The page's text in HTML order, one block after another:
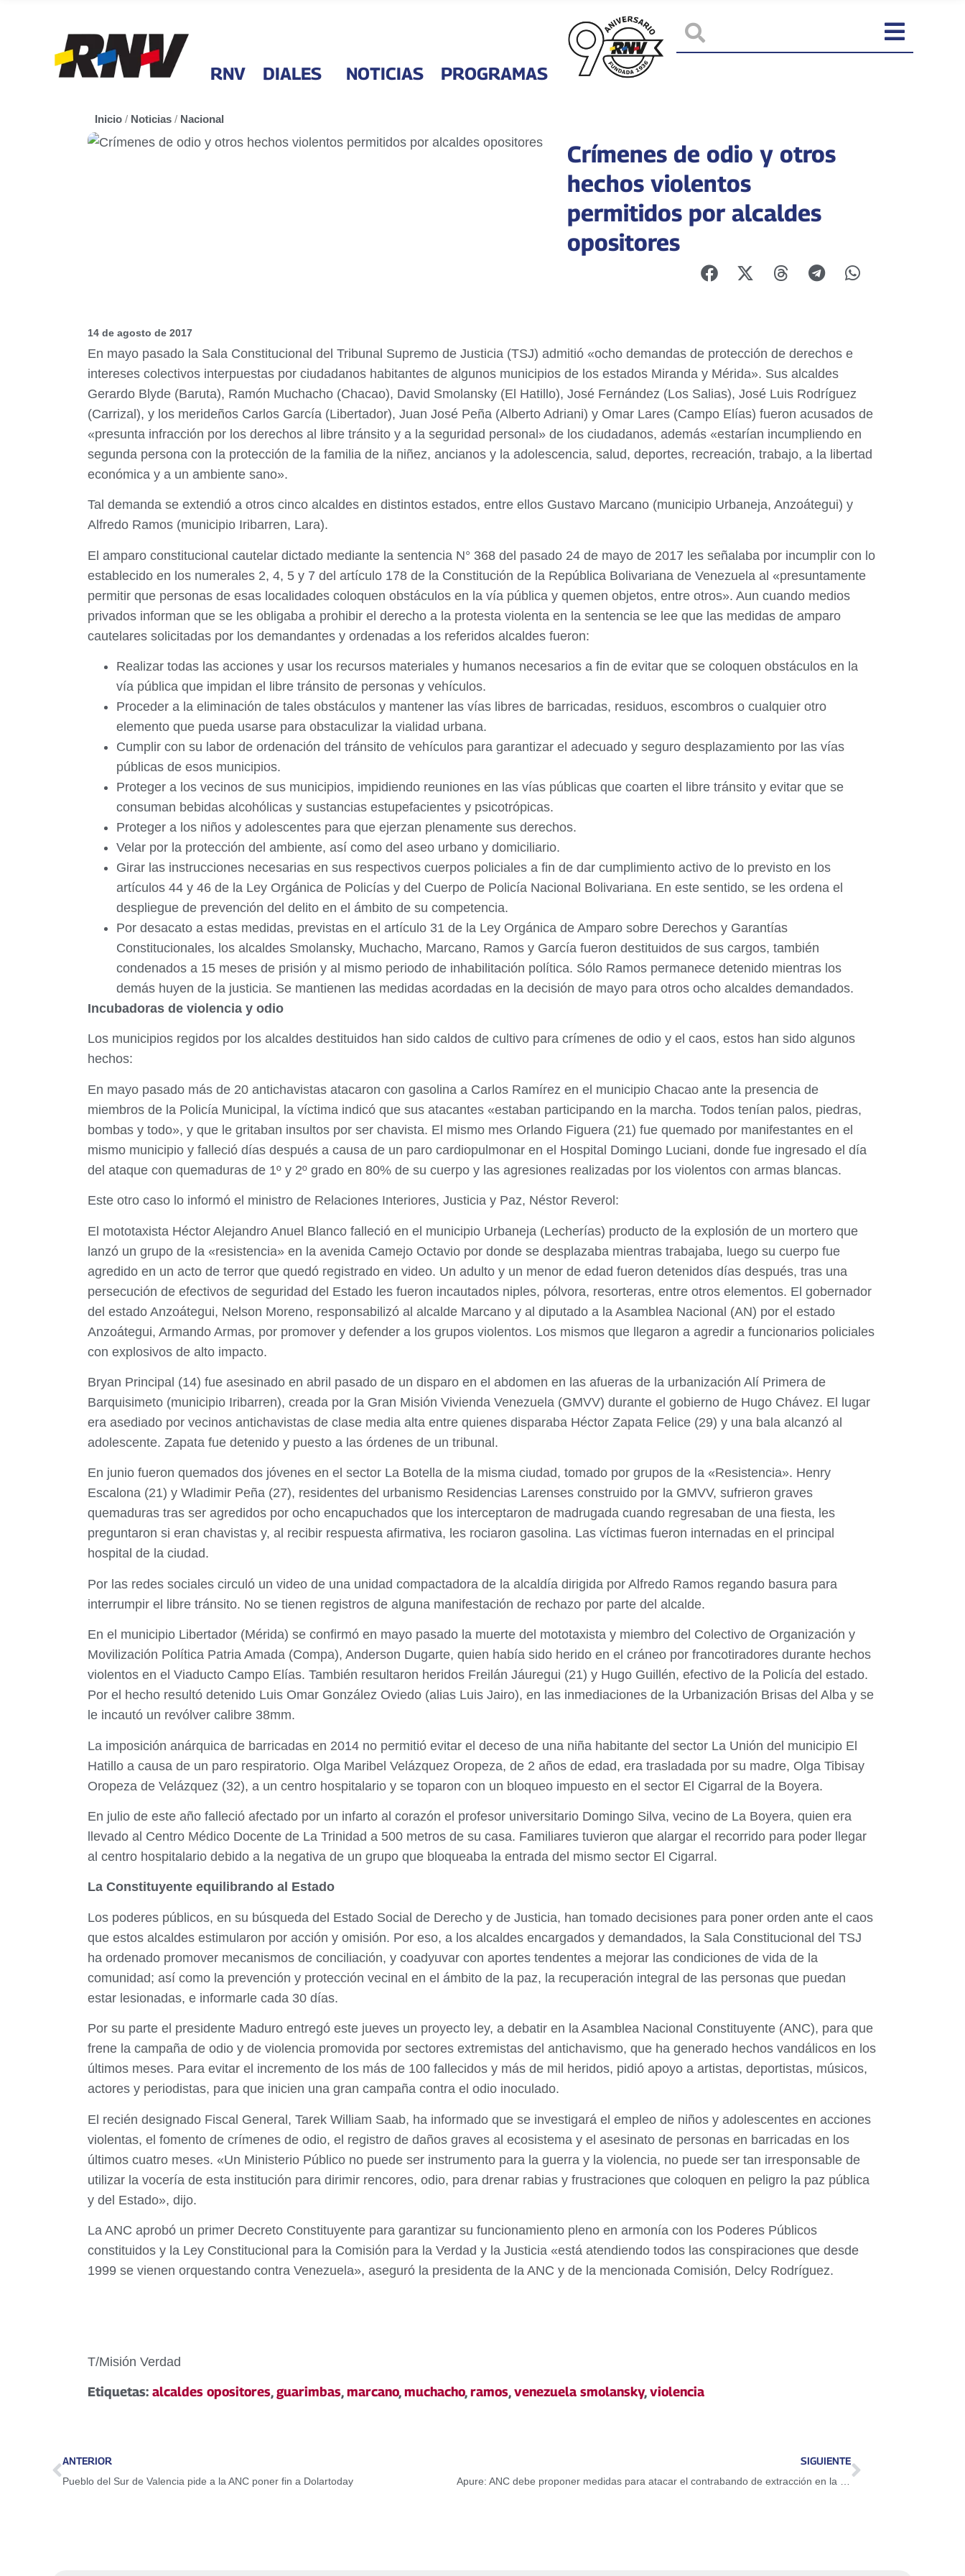
RNV DIALES NOTICIAS PROGRAMAS
Inicio / Noticias / Nacional
Crímenes de odio y otros
hechos violentos
permitidos por alcaldes
opositores
14 de agosto de 2017
En mayo pasado la Sala Constitucional del Tribunal Supremo de Justicia (TSJ) admitió «ocho demandas de protección de derechos e
intereses colectivos interpuestas por ciudadanos habitantes de algunos municipios de los estados Miranda y Mérida». Sus alcaldes
Gerardo Blyde (Baruta), Ramón Muchacho (Chacao), David Smolansky (El Hatillo), José Fernández (Los Salias), José Luis Rodríguez
(Carrizal), y los merideños Carlos García (Libertador), Juan José Peña (Alberto Adriani) y Omar Lares (Campo Elías) fueron acusados de
«presunta infracción por los derechos al libre tránsito y a la seguridad personal» de los ciudadanos, además «estarían incumpliendo en
segunda persona con la protección de la familia de la niñez, ancianos y la adolescencia, salud, deportes, recreación, trabajo, a la libertad
económica y a un ambiente sano».
Tal demanda se extendió a otros cinco alcaldes en distintos estados, entre ellos Gustavo Marcano (municipio Urbaneja, Anzoátegui) y
Alfredo Ramos (municipio Iribarren, Lara).
El amparo constitucional cautelar dictado mediante la sentencia N° 368 del pasado 24 de mayo de 2017 les señalaba por incumplir con lo
establecido en los numerales 2, 4, 5 y 7 del artículo 178 de la Constitución de la República Bolivariana de Venezuela al «presuntamente
permitir que personas de esas localidades coloquen obstáculos en la vía pública y quemen objetos, entre otros». Aun cuando medios
privados informan que se les obligaba a prohibir el derecho a la protesta violenta en la sentencia se lee que las medidas de amparo
cautelares solicitadas por los demandantes y ordenadas a los referidos alcaldes fueron:
Realizar todas las acciones y usar los recursos materiales y humanos necesarios a fin de evitar que se coloquen obstáculos en la
vía pública que impidan el libre tránsito de personas y vehículos.
Proceder a la eliminación de tales obstáculos y mantener las vías libres de barricadas, residuos, escombros o cualquier otro
elemento que pueda usarse para obstaculizar la vialidad urbana.
Cumplir con su labor de ordenación del tránsito de vehículos para garantizar el adecuado y seguro desplazamiento por las vías
públicas de esos municipios.
Proteger a los vecinos de sus municipios, impidiendo reuniones en las vías públicas que coarten el libre tránsito y evitar que se
consuman bebidas alcohólicas y sustancias estupefacientes y psicotrópicas.
Proteger a los niños y adolescentes para que ejerzan plenamente sus derechos.
Velar por la protección del ambiente, así como del aseo urbano y domiciliario.
Girar las instrucciones necesarias en sus respectivos cuerpos policiales a fin de dar cumplimiento activo de lo previsto en los
artículos 44 y 46 de la Ley Orgánica de Policías y del Cuerpo de Policía Nacional Bolivariana. En este sentido, se les ordena el
despliegue de prevención del delito en el ámbito de su competencia.
Por desacato a estas medidas, previstas en el artículo 31 de la Ley Orgánica de Amparo sobre Derechos y Garantías
Constitucionales, los alcaldes Smolansky, Muchacho, Marcano, Ramos y García fueron destituidos de sus cargos, también
condenados a 15 meses de prisión y al mismo periodo de inhabilitación política. Sólo Ramos permanece detenido mientras los
demás huyen de la justicia. Se mantienen las medidas acordadas en la decisión de mayo para otros ocho alcaldes demandados.
Incubadoras de violencia y odio
Los municipios regidos por los alcaldes destituidos han sido caldos de cultivo para crímenes de odio y el caos, estos han sido algunos
hechos:
En mayo pasado más de 20 antichavistas atacaron con gasolina a Carlos Ramírez en el municipio Chacao ante la presencia de
miembros de la Policía Municipal, la víctima indicó que sus atacantes «estaban participando en la marcha. Todos tenían palos, piedras,
bombas y todo», y que le gritaban insultos por ser chavista. El mismo mes Orlando Figuera (21) fue quemado por manifestantes en el
mismo municipio y falleció días después a causa de un paro cardiopulmonar en el Hospital Domingo Luciani, donde fue ingresado el día
del ataque con quemaduras de 1º y 2º grado en 80% de su cuerpo y las agresiones realizadas por los violentos con armas blancas.
Este otro caso lo informó el ministro de Relaciones Interiores, Justicia y Paz, Néstor Reverol:
El mototaxista Héctor Alejandro Anuel Blanco falleció en el municipio Urbaneja (Lecherías) producto de la explosión de un mortero que
lanzó un grupo de la «resistencia» en la avenida Camejo Octavio por donde se desplazaba mientras trabajaba, luego su cuerpo fue
agredido en un acto de terror que quedó registrado en video. Un adulto y un menor de edad fueron detenidos días después, tras una
persecución de efectivos de seguridad del Estado les fueron incautados niples, pólvora, resorteras, entre otros elementos. El gobernador
del estado Anzoátegui, Nelson Moreno, responsabilizó al alcalde Marcano y al diputado a la Asamblea Nacional (AN) por el estado
Anzoátegui, Armando Armas, por promover y defender a los grupos violentos. Los mismos que llegaron a agredir a funcionarios policiales
con explosivos de alto impacto.
Bryan Principal (14) fue asesinado en abril pasado de un disparo en el abdomen en las afueras de la urbanización Alí Primera de
Barquisimeto (municipio Iribarren), creada por la Gran Misión Vivienda Venezuela (GMVV) durante el gobierno de Hugo Chávez. El lugar
era asediado por vecinos antichavistas de clase media alta entre quienes disparaba Héctor Zapata Felice (29) y una bala alcanzó al
adolescente. Zapata fue detenido y puesto a las órdenes de un tribunal.
En junio fueron quemados dos jóvenes en el sector La Botella de la misma ciudad, tomado por grupos de la «Resistencia». Henry
Escalona (21) y Wladimir Peña (27), residentes del urbanismo Residencias Larenses construido por la GMVV, sufrieron graves
quemaduras tras ser agredidos por ocho encapuchados que los interceptaron de madrugada cuando regresaban de una fiesta, les
preguntaron si eran chavistas y, al recibir respuesta afirmativa, les rociaron gasolina. Las víctimas fueron internadas en el principal
hospital de la ciudad.
Por las redes sociales circuló un video de una unidad compactadora de la alcaldía dirigida por Alfredo Ramos regando basura para
interrumpir el libre tránsito. No se tienen registros de alguna manifestación de rechazo por parte del alcalde.
En el municipio Libertador (Mérida) se confirmó en mayo pasado la muerte del mototaxista y miembro del Colectivo de Organización y
Movilización Política Patria Amada (Compa), Anderson Dugarte, quien había sido herido en el cráneo por francotiradores durante hechos
violentos en el Viaducto Campo Elías. También resultaron heridos Freilán Jáuregui (21) y Hugo Guillén, efectivo de la Policía del estado.
Por el hecho resultó detenido Luis Omar González Oviedo (alias Luis Jairo), en las inmediaciones de la Urbanización Brisas del Alba y se
le incautó un revólver calibre 38mm.
La imposición anárquica de barricadas en 2014 no permitió evitar el deceso de una niña habitante del sector La Unión del municipio El
Hatillo a causa de un paro respiratorio. Olga Maribel Velázquez Oropeza, de 2 años de edad, era trasladada por su madre, Olga Tibisay
Oropeza de Velázquez (32), a un centro hospitalario y se toparon con un bloqueo impuesto en el sector El Cigarral de la Boyera.
En julio de este año falleció afectado por un infarto al corazón el profesor universitario Domingo Silva, vecino de La Boyera, quien era
llevado al Centro Médico Docente de La Trinidad a 500 metros de su casa. Familiares tuvieron que alargar el recorrido para poder llegar
al centro hospitalario debido a la negativa de un grupo que bloqueaba la entrada del mismo sector El Cigarral.
La Constituyente equilibrando al Estado
Los poderes públicos, en su búsqueda del Estado Social de Derecho y de Justicia, han tomado decisiones para poner orden ante el caos
que estos alcaldes estimularon por acción y omisión. Por eso, a los alcaldes encargados y demandados, la Sala Constitucional del TSJ
ha ordenado promover mecanismos de conciliación, y coadyuvar con aportes tendentes a mejorar las condiciones de vida de la
comunidad; así como la prevención y protección vecinal en el ámbito de la paz, la recuperación integral de las personas que puedan
estar lesionadas, e informarle cada 30 días.
Por su parte el presidente Maduro entregó este jueves un proyecto ley, a debatir en la Asamblea Nacional Constituyente (ANC), para que
frene la campaña de odio y de violencia promovida por sectores extremistas del antichavismo, que ha generado hechos vandálicos en los
últimos meses. Para evitar el incremento de los más de 100 fallecidos y más de mil heridos, pidió apoyo a artistas, deportistas, músicos,
actores y periodistas, para que inicien una gran campaña contra el odio inoculado.
El recién designado Fiscal General, Tarek William Saab, ha informado que se investigará el empleo de niños y adolescentes en acciones
violentas, el fomento de crímenes de odio, el registro de daños graves al ecosistema y el asesinato de personas en barricadas en los
últimos cuatro meses. «Un Ministerio Público no puede ser instrumento para la guerra y la violencia, no puede ser tan irresponsable de
utilizar la vocería de esta institución para dirimir rencores, odio, para drenar rabias y frustraciones que coloquen en peligro la paz pública
y del Estado», dijo.
La ANC aprobó un primer Decreto Constituyente para garantizar su funcionamiento pleno en armonía con los Poderes Públicos
constituidos y la Ley Constitucional para la Comisión para la Verdad y la Justicia «está atendiendo todos las conspiraciones que desde
1999 se vienen orquestando contra Venezuela», aseguró la presidenta de la ANC y de la mencionada Comisión, Delcy Rodríguez.
T/Misión Verdad
Etiquetas: alcaldes opositores,guarimbas,marcano,muchacho,ramos,venezuela smolansky,violencia
ANTERIOR
Pueblo del Sur de Valencia pide a la ANC poner fin a Dolartoday
SIGUIENTE